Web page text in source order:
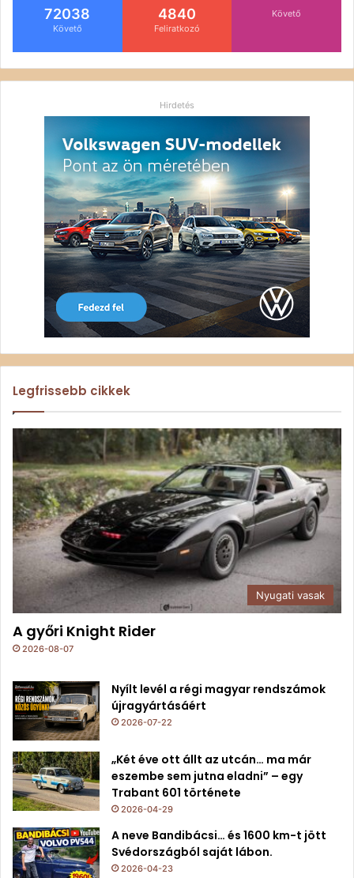
72038
Követő
4840
Feliratkozó
Követő
Hirdetés
Legfrissebb cikkek
Nyugati vasak
A győri Knight Rider
2026-08-07
Nyílt levél a régi magyar rendszámok
újragyártásáért
2026-07-22
„Két éve ott állt az utcán… ma már
eszembe sem jutna eladni” – egy
Trabant 601 története
2026-04-29
A neve Bandibácsi… és 1600 km-t jött
Svédországból saját lábon.
2026-04-23